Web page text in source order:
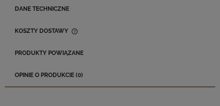
DANE TECHNICZNE
KOSZTY DOSTAWY
PRODUKTY POWIĄZANE
OPINIE O PRODUKCIE (0)